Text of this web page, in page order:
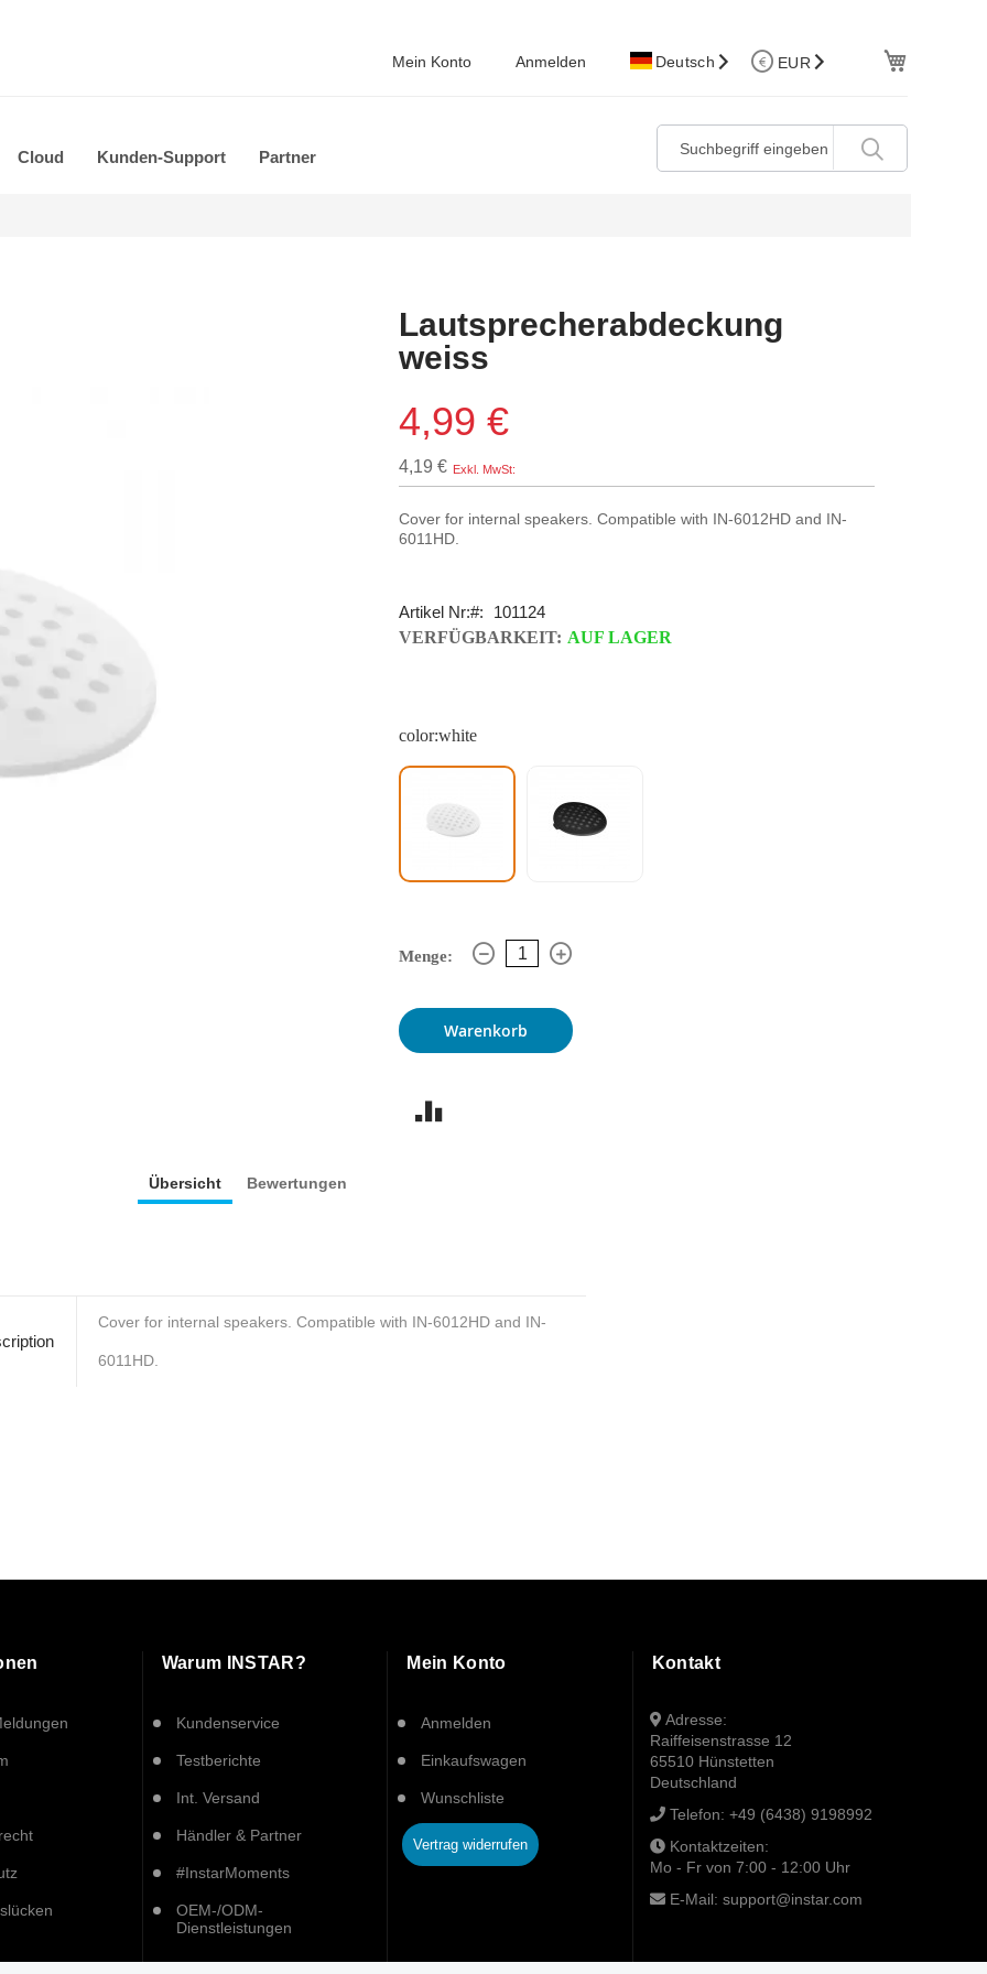
Mein Konto Anmelden Deutsch EUR
Cloud Kunden-Support Partner
Lautsprecherabdeckung
weiss
4,99 €
4,19 €
Cover for internal speakers. Compatible with IN-6012HD and IN-
6011HD.
Artikel Nr:
101124
VERFÜGBARKEIT: AUF LAGER
color:white
Menge:
Warenkorb
Übersicht
Cover for internal speakers. Compatible with IN-6012HD and IN-
6011HD.
Bewertungen
Warum INSTAR?
Kundenservice
Testberichte
Int. Versand
Händler & Partner
#InstarMoments
OEM-/ODM-
Dienstleistungen
Mein Konto
Anmelden
Einkaufswagen
Wunschliste
Vertrag widerrufen
Kontakt
Adresse:
Raiffeisenstrasse 12
65510 Hünstetten
Deutschland
Telefon: +49 (6438) 9198992
Kontaktzeiten:
Mo - Fr von 7:00 - 12:00 Uhr
E-Mail: support@instar.com